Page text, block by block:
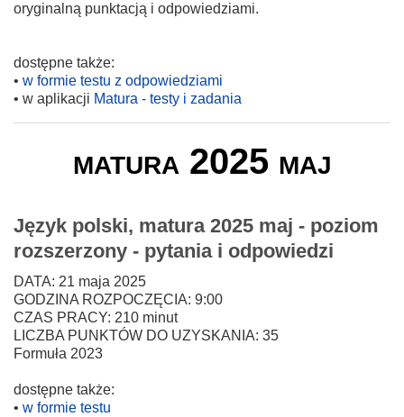
oryginalną punktacją i odpowiedziami.
dostępne także:
• w formie testu z odpowiedziami
• w aplikacji Matura - testy i zadania
matura 2025 maj
Język polski, matura 2025 maj - poziom
rozszerzony - pytania i odpowiedzi
DATA: 21 maja 2025
GODZINA ROZPOCZĘCIA: 9:00
CZAS PRACY: 210 minut
LICZBA PUNKTÓW DO UZYSKANIA: 35
Formuła 2023
dostępne także:
• w formie testu